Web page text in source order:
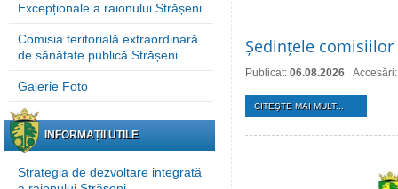
Excepționale a raionului Strășeni
Comisia teritorială extraordinară
de sănătate publică Strășeni
Galerie Foto
INFORMAȚII UTILE
Strategia de dezvoltare integrată
Ședințele
Publicat: 06.08.2026
CITEŞTE MAI MULT...